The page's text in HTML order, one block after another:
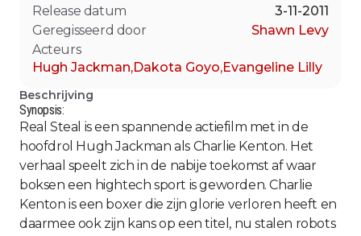
Release datum
3-11-2011
Geregisseerd door
Shawn Levy
Acteurs
Hugh Jackman,Dakota Goyo,Evangeline Lilly
Beschrijving
Synopsis:
Real Steal is een spannende actiefilm met in de
hoofdrol Hugh Jackman als Charlie Kenton. Het
verhaal speelt zich in de nabije toekomst af waar
boksen een hightech sport is geworden. Charlie
Kenton is een boxer die zijn glorie verloren heeft en
daarmee ook zijn kans op een titel, nu stalen robots